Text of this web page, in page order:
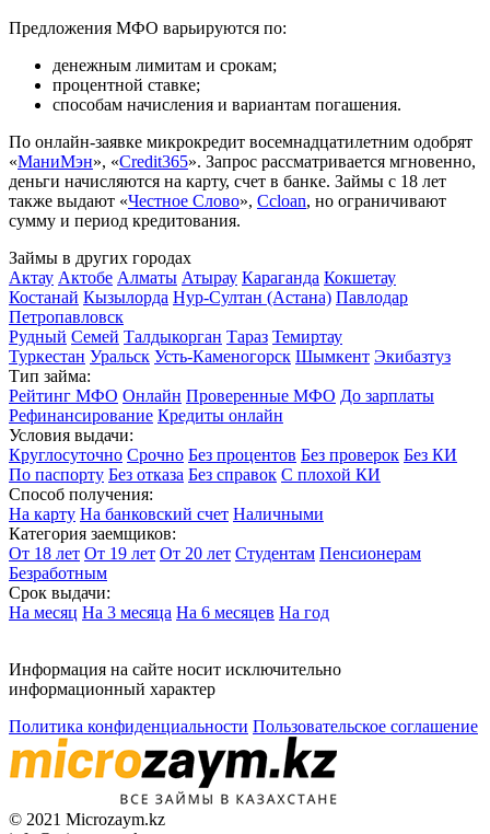
Предложения МФО варьируются по:
денежным лимитам и срокам;
процентной ставке;
способам начисления и вариантам погашения.
По онлайн-заявке микрокредит восемнадцатилетним одобрят
«МаниМэн», «Credit365». Запрос рассматривается мгновенно,
деньги начисляются на карту, счет в банке. Займы с 18 лет
также выдают «Честное Слово», Ccloan, но ограничивают
сумму и период кредитования.
Займы в других городах
Актау Актобе Алматы Атырау Караганда Кокшетау
Костанай Кызылорда Нур-Султан (Астана) Павлодар
Петропавловск
Рудный Семей Талдыкорган Тараз Темиртау
Туркестан Уральск Усть-Каменогорск Шымкент Экибазтуз
Тип займа:
Рейтинг МФО Онлайн Проверенные МФО До зарплаты
Рефинансирование Кредиты онлайн
Условия выдачи:
Круглосуточно Срочно Без процентов Без проверок Без КИ
По паспорту Без отказа Без справок С плохой КИ
Способ получения:
На карту На банковский счет Наличными
Категория заемщиков:
От 18 лет От 19 лет От 20 лет Студентам Пенсионерам
Безработным
Срок выдачи:
На месяц На 3 месяца На 6 месяцев На год
Информация на сайте носит исключительно
информационный характер
Политика конфиденциальности Пользовательское соглашение
© 2021 Microzaym.kz